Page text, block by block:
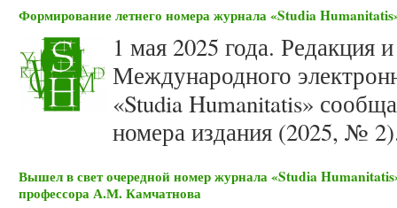
Формирование летнего номера журнала «Studia
1 мая 2025 года. Редакция
Международного
«Studia Humanitatis»
номера издания (2025, №
Вышел в свет очередной номер журнала «Studia
профессора А.М. Камчатнова